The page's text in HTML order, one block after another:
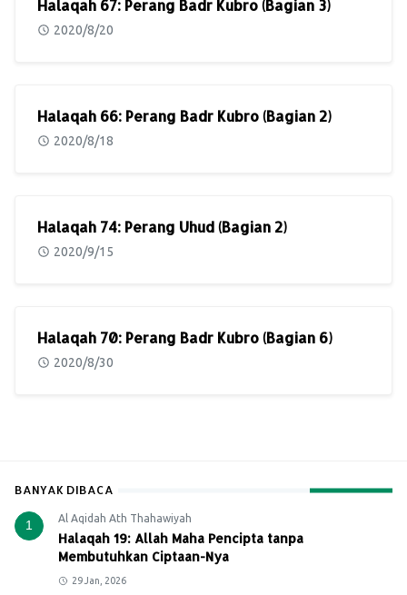
Halaqah 67: Perang Badr Kubro (Bagian 3)
2020/8/20
Halaqah 66: Perang Badr Kubro (Bagian 2)
2020/8/18
Halaqah 74: Perang Uhud (Bagian 2)
2020/9/15
Halaqah 70: Perang Badr Kubro (Bagian 6)
2020/8/30
BANYAK DIBACA
1 Al Aqidah Ath Thahawiyah
Halaqah 19: Allah Maha Pencipta tanpa
Membutuhkan Ciptaan-Nya
29 Jan, 2026